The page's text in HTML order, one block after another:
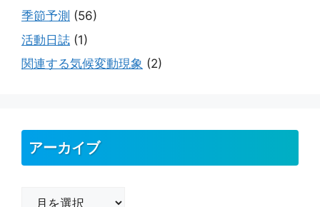
季節予測 (56)
活動日誌 (1)
関連する気候変動現象 (2)
アーカイブ